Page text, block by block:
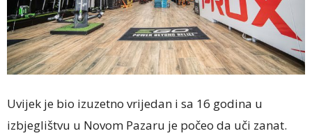
Uvijek je bio izuzetno vrijedan i sa 16 godina u
izbjeglištvu u Novom Pazaru je počeo da uči zanat.